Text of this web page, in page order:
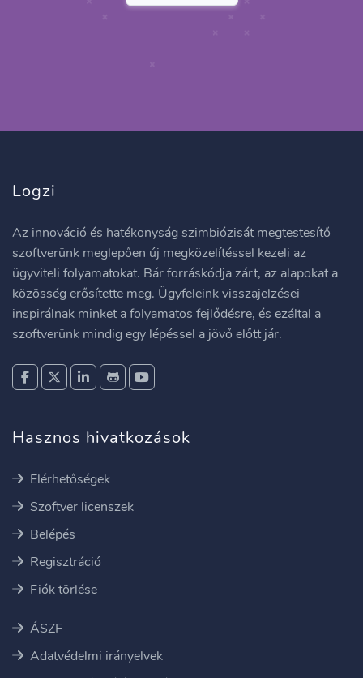
Logzi
Az innováció és hatékonyság szimbiózisát megtestesítő
szoftverünk meglepően új megközelítéssel kezeli az
ügyviteli folyamatokat. Bár forráskódja zárt, az alapokat a
közösség erősítette meg. Ügyfeleink visszajelzései
inspirálnak minket a folyamatos fejlődésre, és ezáltal a
szoftverünk mindig egy lépéssel a jövő előtt jár.
Hasznos hivatkozások
Elérhetőségek
Szoftver licenszek
Belépés
Regisztráció
Fiók törlése
ÁSZF
Adatvédelmi irányelvek